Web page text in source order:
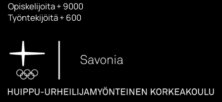
Opiskelijoita + 9000
Työntekijöitä + 600